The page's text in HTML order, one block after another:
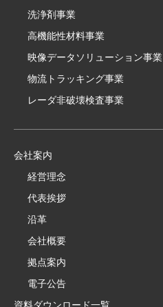
洗浄剤事業
高機能性材料事業
映像データソリューション事業
物流トラッキング事業
レーダ非破壊検査事業
会社案内
経営理念
代表挨拶
沿革
会社概要
拠点案内
電子公告
資料ダウンロード一覧